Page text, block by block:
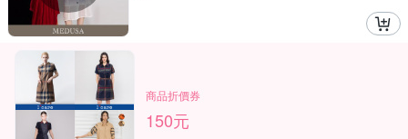
商品折價券
150元